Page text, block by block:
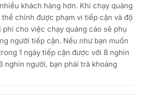
khách hàng hơn. Khi chạy quảng
chỉnh được phạm vi tiếp cận và độ
cho việc chạy quảng cáo sẽ phụ
người tiếp cận. Nếu như bạn muốn
1 ngày tiếp cận được với 8 nghìn
nghìn người, bạn phải trả khoảng